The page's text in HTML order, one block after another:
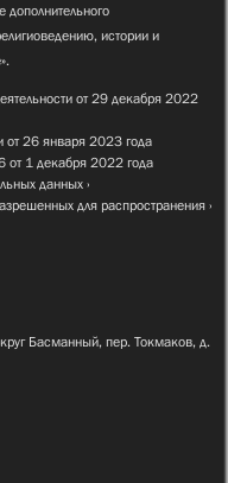
дополнительного
истории и
от 29 декабря 2022
от 26 января 2023 года
от 1 декабря 2022 года
данных
для распространения
Басманный, пер. Токмаков, д.